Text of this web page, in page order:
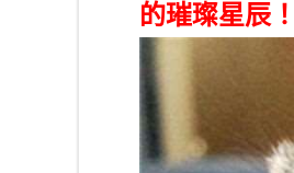
的璀璨星辰！